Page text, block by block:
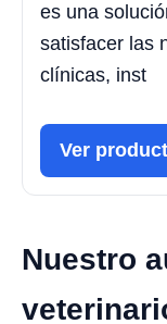
es una
satisfacer las
clínicas, inst
Ver
Nuestro